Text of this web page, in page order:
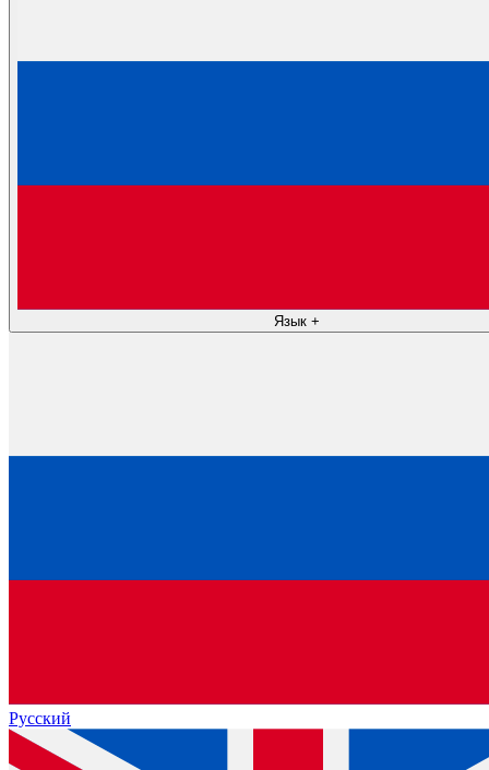
Язык +
Русский